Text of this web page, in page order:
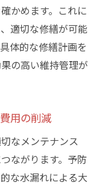
かめます。これに
適切な修繕が可能
体的な修繕計画を
の高い維持管理が
用の削減
なメンテナンス
ながります。予防
な水漏れによる大